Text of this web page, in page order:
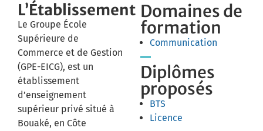
L’Établissement
Le Groupe École
Supérieure de
Commerce et de Gestion
(GPE-EICG), est un
établissement
d’enseignement
supérieur privé situé à
Bouaké, en Côte
Domaines de
formation
Communication
Diplômes
proposés
BTS
Licence